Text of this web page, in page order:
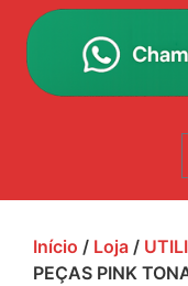
Início / Loja /
PEÇAS PINK